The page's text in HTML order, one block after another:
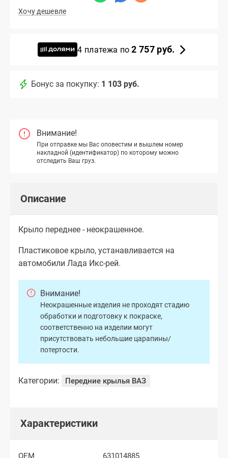
Хочу дешевле
4 платежа по2 757 руб.
Бонус за покупку: 1 103 руб.
Внимание!
При отправке мы Вас оповестим и вышлем номер
накладной (идентификатор) по которому можно
отследить Ваш груз.
Описание
Крыло переднее - неокрашенное.
Пластиковое крыло, устанавливается на
автомобили Лада Икс-рей.
Внимание!
Неокрашенные изделия не проходят стадию
обработки и подготовку к покраске,
соответственно на изделии могут
присутствовать небольшие царапины/
потертости.
Категории: Передние крылья ВАЗ
Характеристики